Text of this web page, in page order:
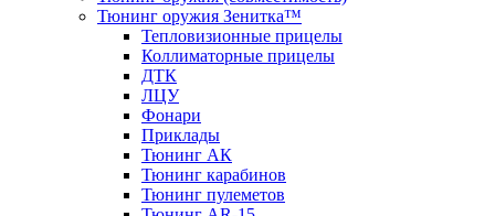
Тюнинг оружия Зенитка™
Тепловизионные прицелы
Коллиматорные прицелы
ДТК
ЛЦУ
Фонари
Приклады
Тюнинг АК
Тюнинг карабинов
Тюнинг пулеметов